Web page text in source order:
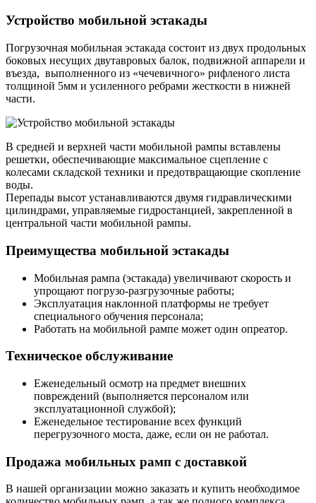
Устройство мобильной эстакады
Погрузочная мобильная эстакада состоит из двух продольных
боковых несущих двутавровых балок, подвижной аппарели и
въезда, выполненного из «чечевичного» рифленого листа
толщиной 5мм и усиленного ребрами жесткости в нижней
части.
В средней и верхней части мобильной рампы вставлены
решетки, обеспечивающие максимальное сцепление с
колесами складской техники и предотвращающие скопление
воды.
Перепады высот устанавливаются двумя гидравлическими
цилиндрами, управляемые гидростанцией, закрепленной в
центральной части мобильной рампы.
Преимущества мобильной эстакады
Мобильная рампа (эстакада) увеличивают скорость и
упрощают погрузо-разгрузочные работы;
Эксплуатация наклонной платформы не требует
специального обучения персонала;
Работать на мобильной рампе может один опреатор.
Техническое обслуживание
Еженедельный осмотр на предмет внешних
повреждений (выполняется персоналом или
эксплуатационной службой);
Еженедельное тестирование всех функций
перегрузочного моста, даже, если он не работал.
Продажа мобильных рамп с доставкой
В нашей организации можно заказать и купить необходимое